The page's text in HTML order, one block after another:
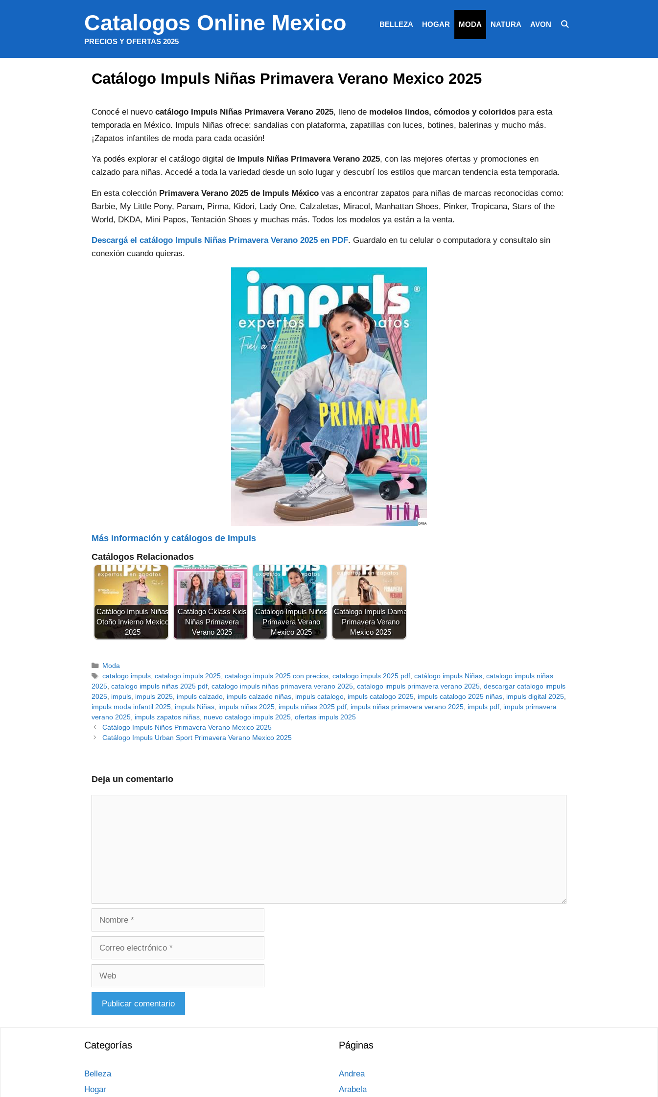
Catalogos Online Mexico
PRECIOS Y OFERTAS 2025
BELLEZA HOGAR MODA NATURA AVON
Catálogo Impuls Niñas Primavera Verano Mexico 2025
Conocé el nuevo catálogo Impuls Niñas Primavera Verano 2025, lleno de modelos lindos, cómodos y coloridos para esta
temporada en México. Impuls Niñas ofrece: sandalias con plataforma, zapatillas con luces, botines, balerinas y mucho más.
¡Zapatos infantiles de moda para cada ocasión!
Ya podés explorar el catálogo digital de Impuls Niñas Primavera Verano 2025, con las mejores ofertas y promociones en
calzado para niñas. Accedé a toda la variedad desde un solo lugar y descubrí los estilos que marcan tendencia esta temporada.
En esta colección Primavera Verano 2025 de Impuls México vas a encontrar zapatos para niñas de marcas reconocidas como:
Barbie, My Little Pony, Panam, Pirma, Kidori, Lady One, Calzaletas, Miracol, Manhattan Shoes, Pinker, Tropicana, Stars of the
World, DKDA, Mini Papos, Tentación Shoes y muchas más. Todos los modelos ya están a la venta.
Descargá el catálogo Impuls Niñas Primavera Verano 2025 en PDF. Guardalo en tu celular o computadora y consultalo sin
conexión cuando quieras.
Más información y catálogos de Impuls
Catálogos Relacionados
Catálogo Impuls Niñas
Otoño Invierno Mexico
2025
Catálogo Cklass Kids
Niñas Primavera
Verano 2025
Catálogo Impuls Niños
Primavera Verano
Mexico 2025
Catálogo Impuls Dama
Primavera Verano
Mexico 2025
Categorías
Moda
Etiquetas
catalogo impuls, catalogo impuls 2025, catalogo impuls 2025 con precios, catalogo impuls 2025 pdf, catálogo impuls Niñas, catalogo impuls niñas
2025 catalogo impuls niñas 2025 pdf catalogo impuls niñas primavera verano 2025 catalogo impuls primavera verano 2025 descargar catalogo impuls
2025 impuls impuls 2025 impuls calzado impuls calzado niñas impuls catalogo impuls catalogo 2025 impuls catalogo 2025 niñas impuls digital 2025
impuls moda infantil 2025 impuls Niñas impuls niñas 2025 impuls niñas 2025 pdf impuls niñas primavera verano 2025 impuls pdf impuls primavera
verano 2025 impuls zapatos niñas nuevo catalogo impuls 2025 ofertas impuls 2025
Catálogo Impuls Niños Primavera Verano Mexico 2025
Catálogo Impuls Urban Sport Primavera Verano Mexico 2025
Deja un comentario
Categorías
Belleza
Hogar
Páginas
Andrea
Arabela